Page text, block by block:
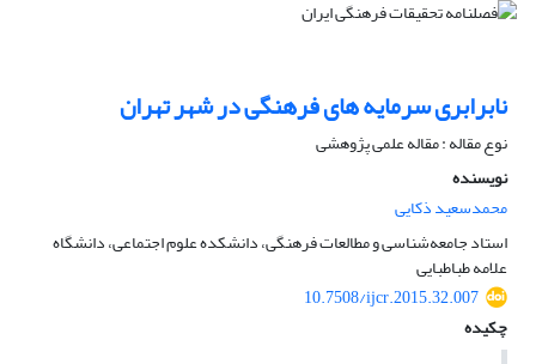
نابرابری سرمایه های فرهنگی در شهر تهران
نوع مقاله : مقاله علمی پژوهشی
نویسنده
محمدسعید ذکایی
استاد جامعه‌شناسی و مطالعات فرهنگی، دانشکده علوم اجتماعی، دانشگاه
علامه طباطبایی
10.7508/ijcr.2015.32.007
چکیده